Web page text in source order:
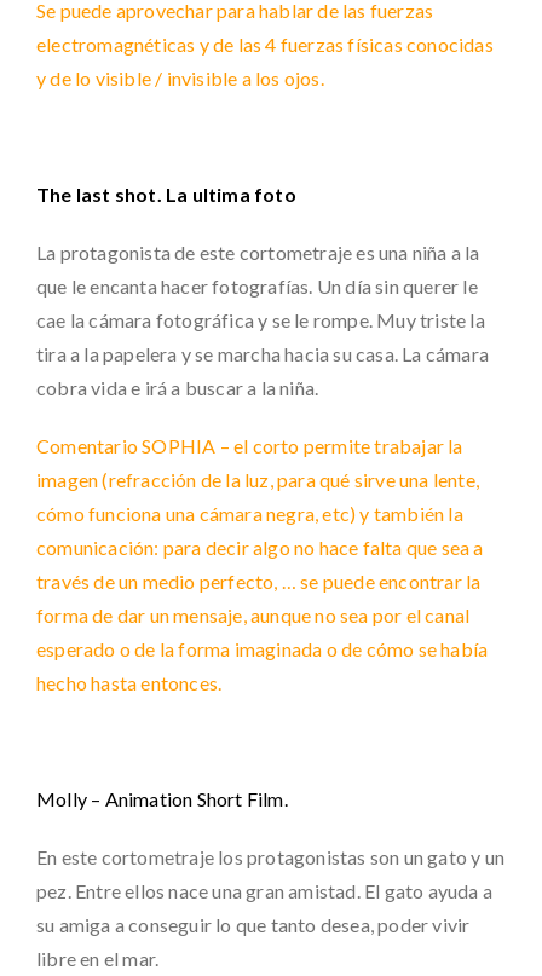
Se puede aprovechar para hablar de las fuerzas
electromagnéticas y de las 4 fuerzas físicas conocidas
y de lo visible / invisible a los ojos.
The last shot. La ultima foto
La protagonista de este cortometraje es una niña a la
que le encanta hacer fotografías. Un día sin querer le
cae la cámara fotográfica y se le rompe. Muy triste la
tira a la papelera y se marcha hacia su casa. La cámara
cobra vida e irá a buscar a la niña.
Comentario SOPHIA – el corto permite trabajar la
imagen (refracción de la luz, para qué sirve una lente,
cómo funciona una cámara negra, etc) y también la
comunicación: para decir algo no hace falta que sea a
través de un medio perfecto, … se puede encontrar la
forma de dar un mensaje, aunque no sea por el canal
esperado o de la forma imaginada o de cómo se había
hecho hasta entonces.
Molly – Animation Short Film.
En este cortometraje los protagonistas son un gato y un
pez. Entre ellos nace una gran amistad. El gato ayuda a
su amiga a conseguir lo que tanto desea, poder vivir
libre en el mar.